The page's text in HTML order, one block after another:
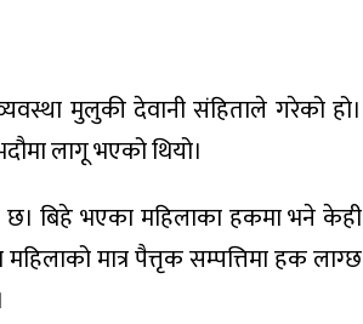
मुलुकी देवानी संहिताले गरेको हो।
लागू भएको थियो।
बिहे भएका महिलाका हकमा भने केही
मात्र पैत्तृक सम्पत्तिमा हक लाग्छ